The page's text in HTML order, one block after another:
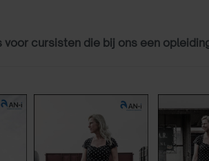
voor cursisten die bij ons een